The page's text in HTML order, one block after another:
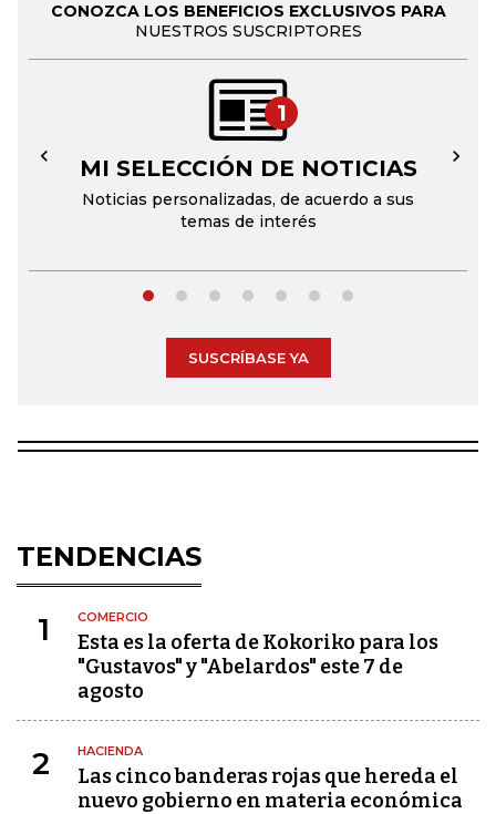
CONOZCA LOS BENEFICIOS EXCLUSIVOS PARA
NUESTROS SUSCRIPTORES
1
MI SELECCIÓN DE NOTICIAS
Noticias personalizadas, de acuerdo a sus
temas de interés
← →
SUSCRÍBASE YA
TENDENCIAS
1 COMERCIO
Esta es la oferta de Kokoriko para los
"Gustavos" y "Abelardos" este 7 de
agosto
2 HACIENDA
Las cinco banderas rojas que hereda el
nuevo gobierno en materia económica